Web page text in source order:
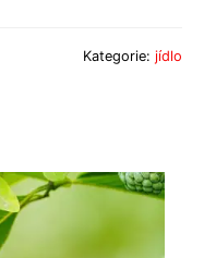
Kategorie: jídlo